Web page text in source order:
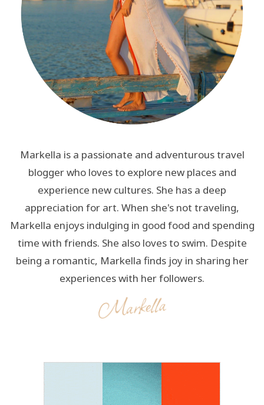
Markella is a passionate and adventurous travel
blogger who loves to explore new places and
experience new cultures. She has a deep
appreciation for art. When she's not traveling,
Markella enjoys indulging in good food and spending
time with friends. She also loves to swim. Despite
being a romantic, Markella finds joy in sharing her
experiences with her followers.